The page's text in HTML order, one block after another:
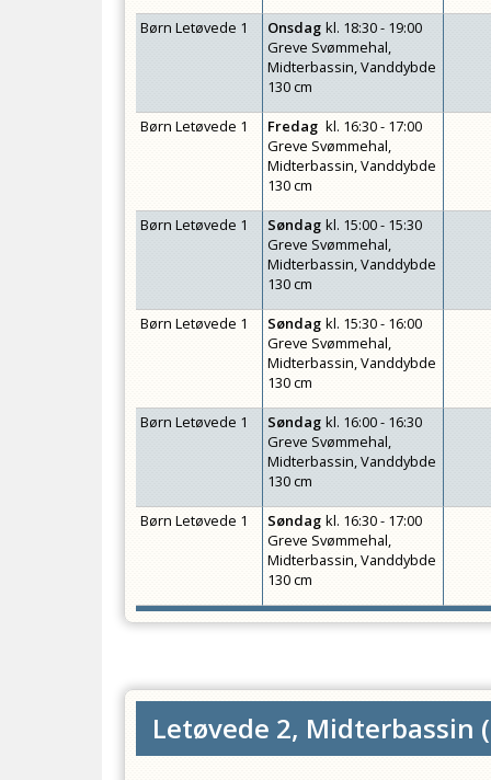
Børn Letøvede 1
Onsdag kl. 18:30 - 19:00
Greve Svømmehal,
Midterbassin, Vanddybde
130 cm
Børn Letøvede 1
Fredag kl. 16:30 - 17:00
Greve Svømmehal,
Midterbassin, Vanddybde
130 cm
Børn Letøvede 1
Søndag kl. 15:00 - 15:30
Greve Svømmehal,
Midterbassin, Vanddybde
130 cm
Børn Letøvede 1
Søndag kl. 15:30 - 16:00
Greve Svømmehal,
Midterbassin, Vanddybde
130 cm
Børn Letøvede 1
Søndag kl. 16:00 - 16:30
Greve Svømmehal,
Midterbassin, Vanddybde
130 cm
Børn Letøvede 1
Søndag kl. 16:30 - 17:00
Greve Svømmehal,
Midterbassin, Vanddybde
130 cm
Letøvede 2, Midterbassin (